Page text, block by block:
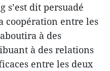
s’est dit persuadé
coopération entre les
à des
à des relations
entre les deux